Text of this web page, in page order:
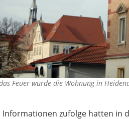
Feuer wurde die Wohnung in
zufolge hatten in